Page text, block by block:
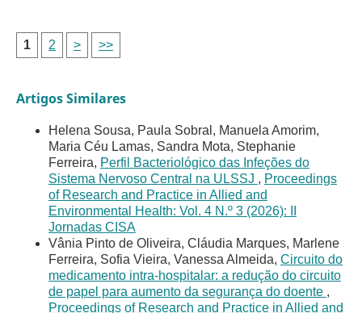
1 2 > >>
Artigos Similares
Helena Sousa, Paula Sobral, Manuela Amorim,
Maria Céu Lamas, Sandra Mota, Stephanie
Ferreira, Perfil Bacteriológico das Infeções do
Sistema Nervoso Central na ULSSJ , Proceedings
of Research and Practice in Allied and
Environmental Health: Vol. 4 N.º 3 (2026): II
Jornadas CISA
Vânia Pinto de Oliveira, Cláudia Marques, Marlene
Ferreira, Sofia Vieira, Vanessa Almeida, Circuito do
medicamento intra-hospitalar: a redução do circuito
de papel para aumento da segurança do doente ,
Proceedings of Research and Practice in Allied and